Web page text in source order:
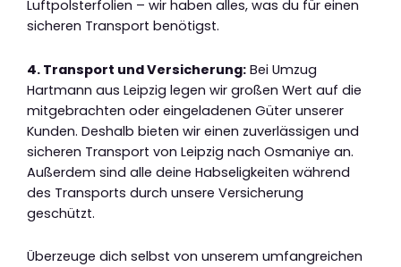
Luftpolsterfolien – wir haben alles, was du für einen
sicheren Transport benötigst.
4. Transport und Versicherung: Bei Umzug
Hartmann aus Leipzig legen wir großen Wert auf die
mitgebrachten oder eingeladenen Güter unserer
Kunden. Deshalb bieten wir einen zuverlässigen und
sicheren Transport von Leipzig nach Osmaniye an.
Außerdem sind alle deine Habseligkeiten während
des Transports durch unsere Versicherung
geschützt.
Überzeuge dich selbst von unserem umfangreichen